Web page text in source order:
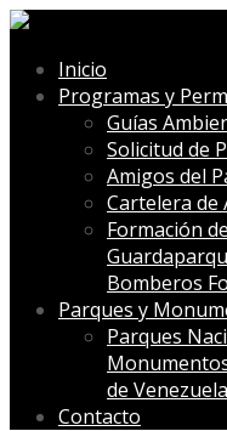
Inicio
Programas y
Guías
Solicitud de
Amigos del
Cartelera de
Formación de
Bomberos
Parques y
Parques
de Venezuela
Contacto